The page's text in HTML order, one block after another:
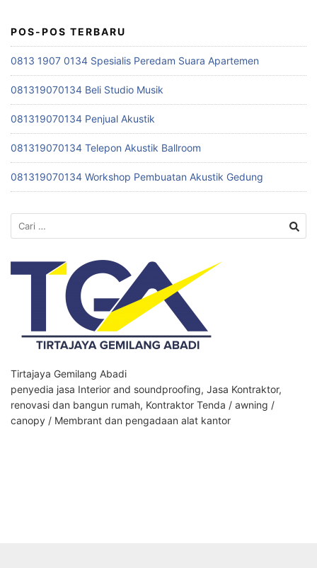
POS-POS TERBARU
0813 1907 0134 Spesialis Peredam Suara Apartemen
081319070134 Beli Studio Musik
081319070134 Penjual Akustik
081319070134 Telepon Akustik Ballroom
081319070134 Workshop Pembuatan Akustik Gedung
Cari
untuk:
Tirtajaya Gemilang Abadi
penyedia jasa Interior and soundproofing, Jasa Kontraktor,
renovasi dan bangun rumah, Kontraktor Tenda / awning /
canopy / Membrant dan pengadaan alat kantor